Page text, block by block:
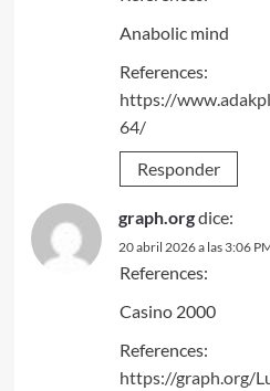
Anabolic mind
References:
https://
64/
Responder
graph.orgdice:
20 abril 2026 a las 3:06
References:
Casino 2000
References:
https://graph.org/